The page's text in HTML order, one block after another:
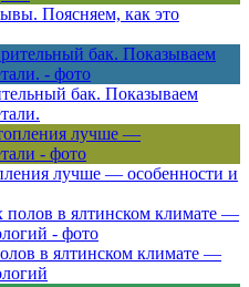
Поясняем, как это
бак. Показываем
лучше — особенности и
в ялтинском климате —